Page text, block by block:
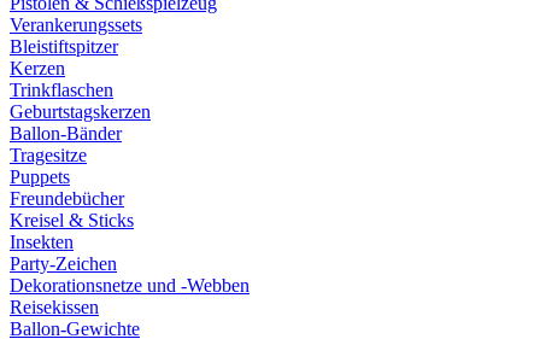
Verankerungssets
Bleistiftspitzer
Kerzen
Trinkflaschen
Geburtstagskerzen
Ballon-Bänder
Tragesitze
Puppets
Freundebücher
Kreisel & Sticks
Insekten
Party-Zeichen
Dekorationsnetze und -Webben
Reisekissen
Ballon-Gewichte